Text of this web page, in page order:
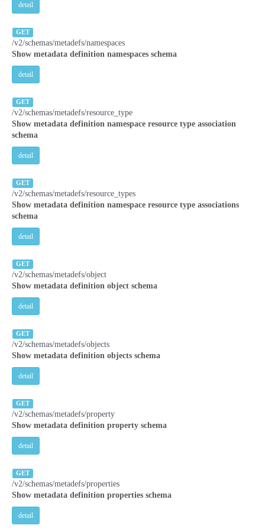
detail
GET
/v2/schemas/metadefs/namespaces
Show metadata definition namespaces schema
detail
GET
/v2/schemas/metadefs/resource_type
Show metadata definition namespace resource type association
schema
detail
GET
/v2/schemas/metadefs/resource_types
Show metadata definition namespace resource type associations
schema
detail
GET
/v2/schemas/metadefs/object
Show metadata definition object schema
detail
GET
/v2/schemas/metadefs/objects
Show metadata definition objects schema
detail
GET
/v2/schemas/metadefs/property
Show metadata definition property schema
detail
GET
/v2/schemas/metadefs/properties
Show metadata definition properties schema
detail